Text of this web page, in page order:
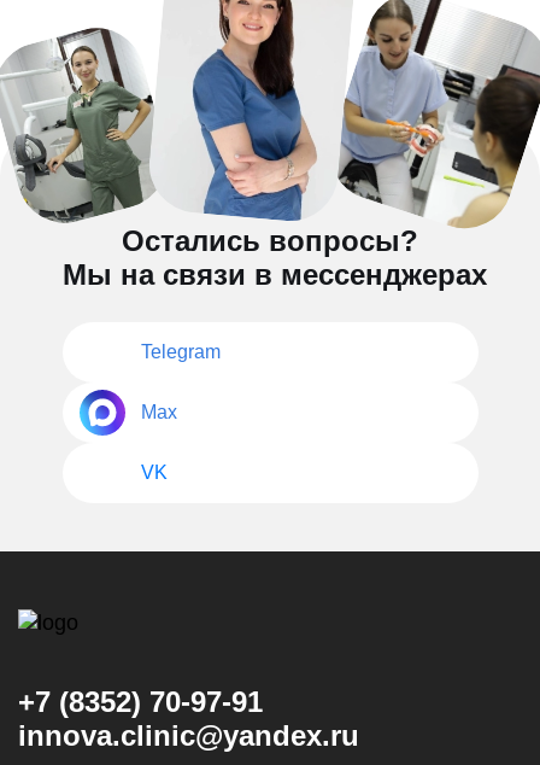
Остались вопросы?
Мы на связи в мессенджерах
Telegram
Max
VK
+7 (8352) 70-97-91
innova.clinic@yandex.ru